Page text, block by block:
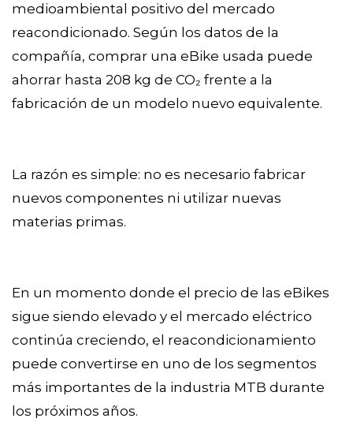
medioambiental positivo del mercado
reacondicionado. Según los datos de la
compañía, comprar una eBike usada puede
ahorrar hasta 208 kg de CO₂ frente a la
fabricación de un modelo nuevo equivalente.
La razón es simple: no es necesario fabricar
nuevos componentes ni utilizar nuevas
materias primas.
En un momento donde el precio de las eBikes
sigue siendo elevado y el mercado eléctrico
continúa creciendo, el reacondicionamiento
puede convertirse en uno de los segmentos
más importantes de la industria MTB durante
los próximos años.